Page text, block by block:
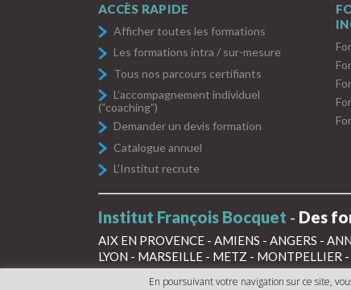
ACCÈS RAPIDE
Afficher toutes les formations
Les formations intra / sur-mesure
Tous nos parcours certifiants
L’accompagnement individuel
(“coaching”)
Demander un devis formation
Catalogue annuel
L’Institut recrute
Institut François Bocquet - Des
AIX EN PROVENCE - AMIENS - ANGERS -
LYON - MARSEILLE - METZ - MONTPELLIER -
STRASBOURG-TOULOUSE-TOURS
En poursuivant votre navigation sur ce site,